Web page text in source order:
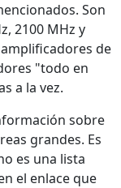
Son
2100 MHz y
de
"todo en
a la vez.
sobre
grandes. Es
es una lista
el enlace que